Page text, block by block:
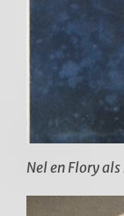
Nel en Flory